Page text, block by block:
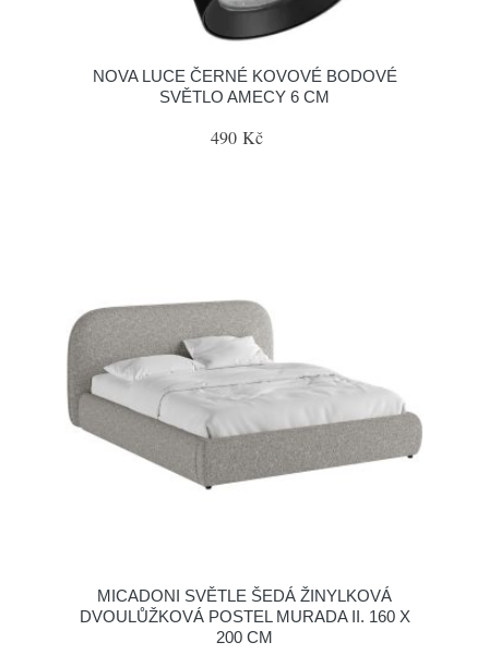
NOVA LUCE ČERNÉ KOVOVÉ BODOVÉ
SVĚTLO AMECY 6 CM
490 Kč
MICADONI SVĚTLE ŠEDÁ ŽINYLKOVÁ
DVOULŮŽKOVÁ POSTEL MURADA II. 160 X
200 CM